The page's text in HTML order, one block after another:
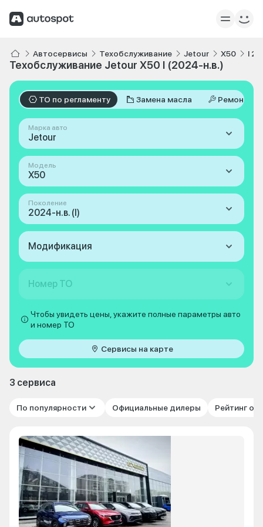
Автосервисы Техобслуживание Jetour X50 I
Техобслуживание Jetour X50 I (2024-н.в.)
ТО по регламенту Замена масла Ремонт
Марка авто
Jetour
Модель
X50
Поколение
2024-н.в. (I)
Модификация
Номер ТО
Чтобы увидеть цены, укажите полные параметры авто
и номер ТО
Сервисы на карте
3 сервиса
По популярности Официальные дилеры Рейтинг